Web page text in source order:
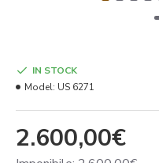
2.600,00€
IN STOCK
Model: US 6271